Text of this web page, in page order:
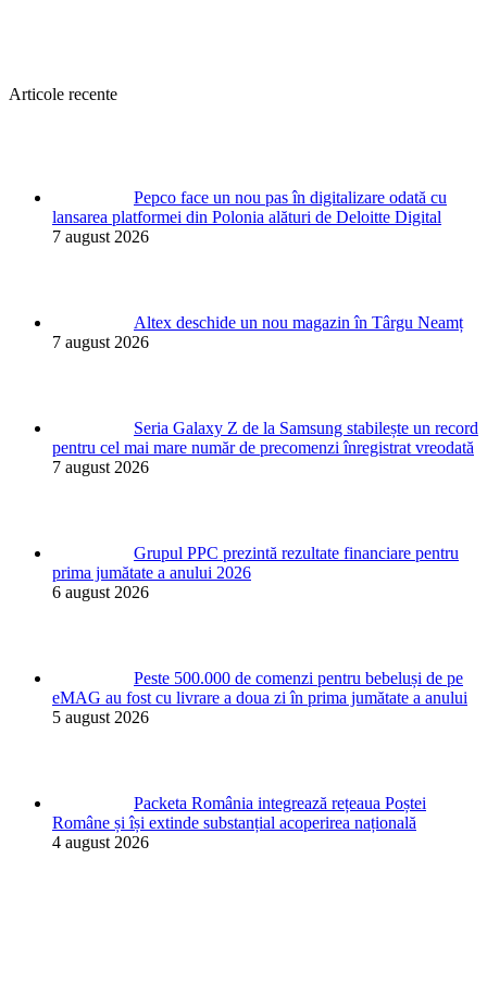
Articole recente
Pepco face un nou pas în digitalizare odată cu
lansarea platformei din Polonia alături de Deloitte Digital
7 august 2026
Altex deschide un nou magazin în Târgu Neamț
7 august 2026
Seria Galaxy Z de la Samsung stabilește un record
pentru cel mai mare număr de precomenzi înregistrat vreodată
7 august 2026
Grupul PPC prezintă rezultate financiare pentru
prima jumătate a anului 2026
6 august 2026
Peste 500.000 de comenzi pentru bebeluși de pe
eMAG au fost cu livrare a doua zi în prima jumătate a anului
5 august 2026
Packeta România integrează rețeaua Poștei
Române și își extinde substanțial acoperirea națională
4 august 2026